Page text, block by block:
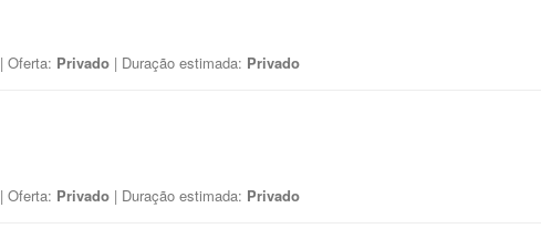
| Oferta: Privado | Duração estimada: Privado
| Oferta: Privado | Duração estimada: Privado